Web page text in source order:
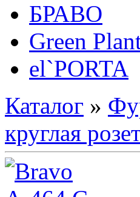
БРАВО
Green
el`PORTA
Каталог »
круглая